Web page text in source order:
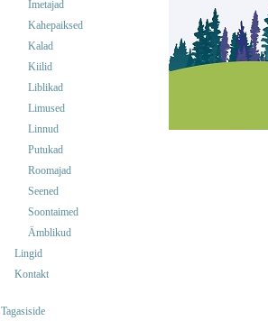
Imetajad
Kahepaiksed
Kalad
Kiilid
Liblikad
Limused
Linnud
Putukad
Roomajad
Seened
Soontaimed
Ämblikud
Lingid
Kontakt
Tagasiside